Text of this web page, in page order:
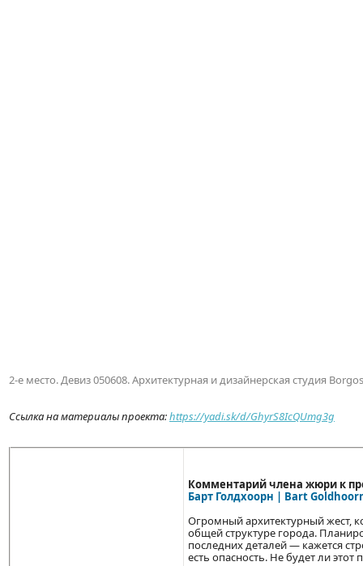
2-е место. Девиз 050608. Архитектурная и дизайнерская студия
Ссылка на материалы проекта:https://yadi.sk/d/GhyrS8IcQUmg3g
Комментарий члена жюри к
Барт Голдхоорн | Bart
Огромный архитектурный жест,
общей структуре города.
последних деталей — кажется
есть опасность. Не будет ли